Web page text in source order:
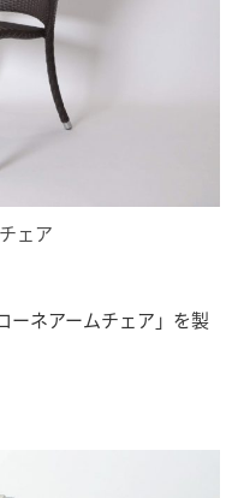
ェア
ーネアームチェア」を製